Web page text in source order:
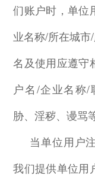
们账户时，单位
业名称/所在城市/
名及使用应遵守
户名/企业名称/
胁、淫秽、谩骂
当单位用户
我们提供单位用